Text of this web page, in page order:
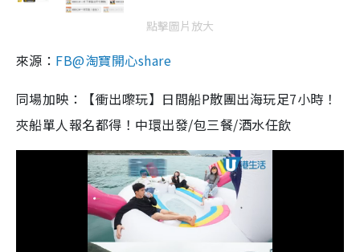
點擊圖片放大
來源： FB@淘寶開心share
同場加映：【衝出嚟玩】日間船P散團出海玩足7小時！
夾船單人報名都得！中環出發/包三餐/酒水任飲